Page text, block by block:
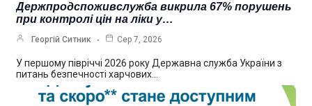
Держпродспоживслужба викрила 67% порушень
при контролі цін на ліки у…
Георгій Ситник Сер 7, 2026
У першому півріччі 2026 року Державна служба України з
питань безпечності харчових…